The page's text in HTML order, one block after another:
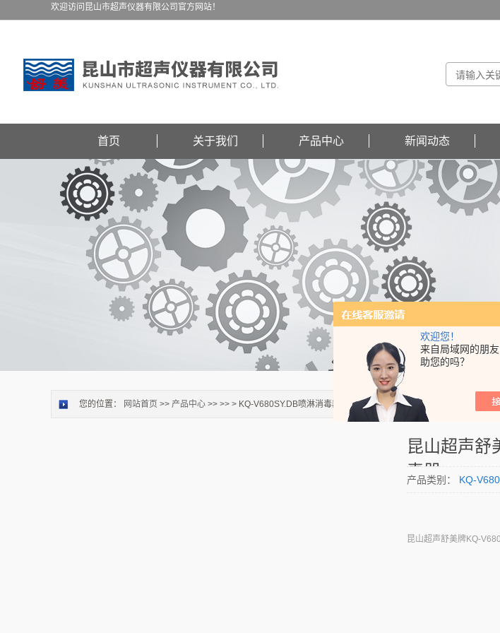
欢迎您！
来自局域网的朋
助您的吗？
欢迎访问昆山市超声仪器有限公司官方网站！
首页 关于我们 产品中心 新闻动态
您的位置： 网站首页 >> 产品中心 >> >> > KQ-V680SY.DB喷淋消毒器昆山超声舒美牌KQ-V680SY.DB喷淋消毒
昆山超声舒
毒器
产品类别： KQ-
昆山超声舒美牌KQ-